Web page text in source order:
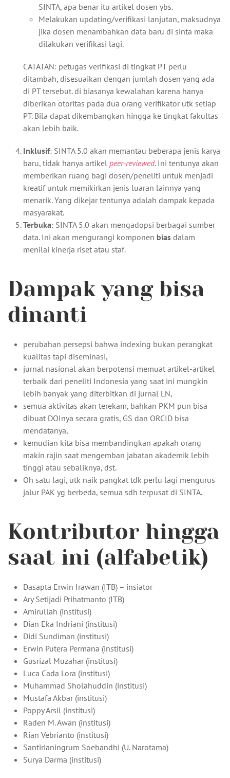
SINTA, apa benar itu artikel dosen ybs.
Melakukan updating/verifikasi lanjutan, maksudnya
jika dosen menambahkan data baru di sinta maka
dilakukan verifikasi lagi.
CATATAN: petugas verifikasi di tingkat PT perlu
ditambah, disesuaikan dengan jumlah dosen yang ada
di PT tersebut. di biasanya kewalahan karena hanya
diberikan otoritas pada dua orang verifikator utk setiap
PT. Bila dapat dikembangkan hingga ke tingkat fakultas
akan lebih baik.
Inklusif: SINTA 5.0 akan memantau beberapa jenis karya
baru, tidak hanya artikel peer-reviewed. Ini tentunya akan
memberikan ruang bagi dosen/peneliti untuk menjadi
kreatif untuk memikirkan jenis luaran lainnya yang
menarik. Yang dikejar tentunya adalah dampak kepada
masyarakat.
Terbuka: SINTA 5.0 akan mengadopsi berbagai sumber
data. Ini akan mengurangi komponen bias dalam
menilai kinerja riset atau staf.
Dampak yang bisa
dinanti
perubahan persepsi bahwa indexing bukan perangkat
kualitas tapi diseminasi,
jurnal nasional akan berpotensi memuat artikel-artikel
terbaik dari peneliti Indonesia yang saat ini mungkin
lebih banyak yang diterbitkan di jurnal LN,
semua aktivitas akan terekam, bahkan PKM pun bisa
dibuat DOInya secara gratis, GS dan ORCID bisa
mendatanya,
kemudian kita bisa membandingkan apakah orang
makin rajin saat mengemban jabatan akademik lebih
tinggi atau sebaliknya, dst.
Oh satu lagi, utk naik pangkat tdk perlu lagi mengurus
jalur PAK yg berbeda, semua sdh terpusat di SINTA.
Kontributor hingga
saat ini (alfabetik)
Dasapta Erwin Irawan (ITB) – insiator
Ary Setijadi Prihatmanto (ITB)
Amirullah (institusi)
Dian Eka Indriani (institusi)
Didi Sundiman (institusi)
Erwin Putera Permana (institusi)
Gusrizal Muzahar (institusi)
Luca Cada Lora (institusi)
Muhammad Sholahuddin (institusi)
Mustafa Akbar (institusi)
Poppy Arsil (institusi)
Raden M. Awan (institusi)
Rian Vebrianto (institusi)
Santirianingrum Soebandhi (U. Narotama)
Surya Darma (institusi)